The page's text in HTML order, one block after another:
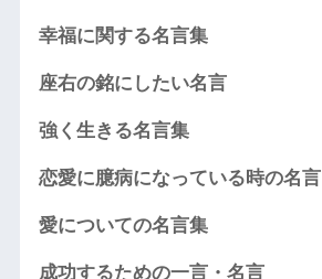
幸福に関する名言集
座右の銘にしたい名言
強く生きる名言集
恋愛に臆病になっている時の名言
愛についての名言集
成功するための一言・名言